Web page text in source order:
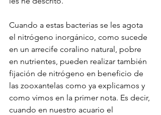
Cuando a estas bacterias se les agota
el nitrógeno inorgánico, como sucede
en un arrecife coralino natural, pobre
en nutrientes, pueden realizar también
fijación de nitrógeno en beneficio de
las zooxantelas como ya explicamos y
como vimos en la primer nota. Es decir,
cuando en nuestro acuario el